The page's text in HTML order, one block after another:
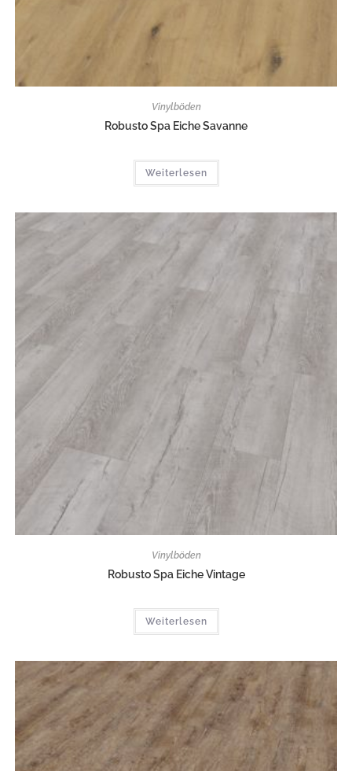
Vinylböden
Robusto Spa Eiche Savanne
Weiterlesen
Vinylböden
Robusto Spa Eiche Vintage
Weiterlesen